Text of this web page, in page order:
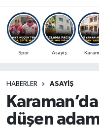
Spor Asayiş
HABERLER ASAYIŞ
düşen
Güncel Haberler
Spor Haberleri
Ulusal Haberler
Vefat Edenler